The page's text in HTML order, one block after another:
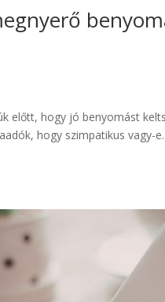
előtt, hogy jó benyomást
hogy szimpatikus